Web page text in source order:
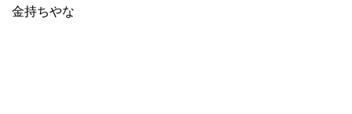
金持ちやな